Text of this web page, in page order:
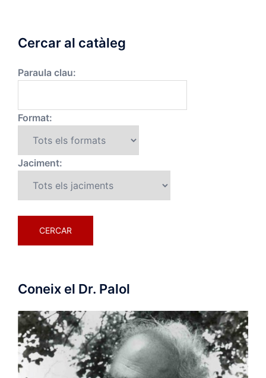
Cercar al catàleg
Paraula clau:
Format:
Jaciment:
Coneix el Dr. Palol